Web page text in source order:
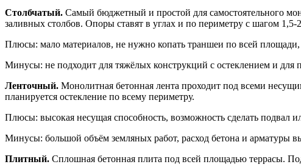
Столбчатый. Самый бюджетный и простой для самостоятельного
заливных столбов. Опоры ставят в углах и по периметру с шагом 1,5-
Плюсы: мало материалов, не нужно копать траншеи по всей
Минусы: не подходит для тяжёлых конструкций с остеклением и для
Ленточный. Монолитная бетонная лента проходит под всеми
планируется остекление по всему периметру.
Плюсы: высокая несущая способность, возможность сделать подвал
Минусы: большой объём земляных работ, расход бетона и арматуры
Плитный. Сплошная бетонная плита под всей площадью террасы.